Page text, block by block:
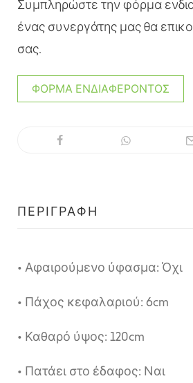
Συμπληρώστε την φόρμα
ένας συνεργάτης μας θα
σας.
ΦΌΡΜΑ ΕΝΔΙΑΦΈΡΟΝΤΟΣ
ΠΕΡΙΓΡΑΦΉ
• Αφαιρούμενο ύφασμα: Όχι
• Πάχος κεφαλαριού: 6cm
• Καθαρό ύψος: 120cm
• Πατάει στο έδαφος: Ναι